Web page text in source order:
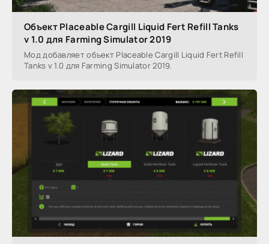
Объект Placeable Cargill Liquid Fert Refill Tanks
v 1.0 для Farming Simulator 2019
Мод добавляет объект Placeable Cargill Liquid Fert Refill
Tanks v 1.0 для Farming Simulator 2019.